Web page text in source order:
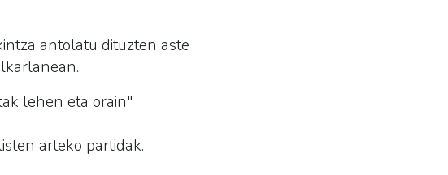
antolatu dituzten aste
lehen eta orain"
arteko partidak.